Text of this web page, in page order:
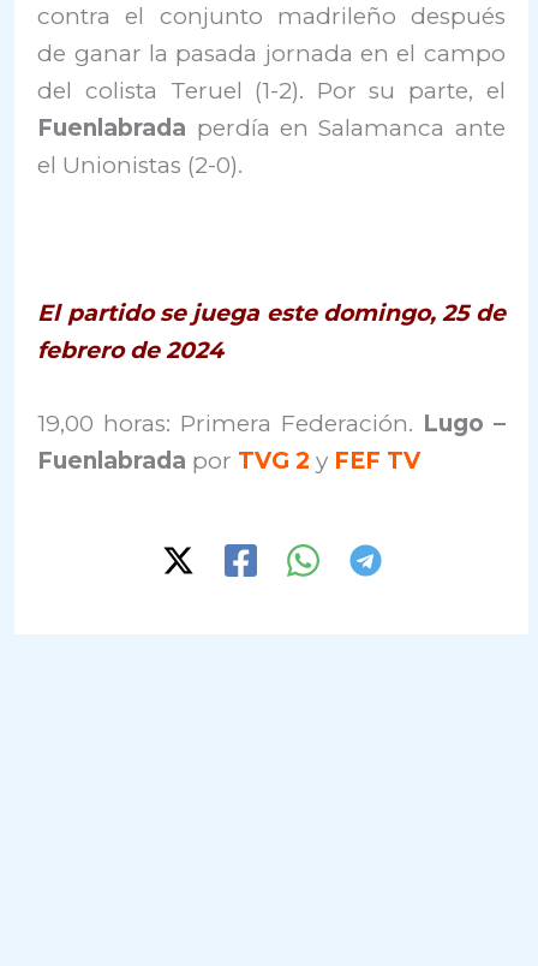
contra el conjunto madrileño después
de ganar la pasada jornada en el campo
del colista Teruel (1-2). Por su parte, el
Fuenlabrada perdía en Salamanca ante
el Unionistas (2-0).
El partido se juega este domingo, 25 de
febrero de 2024
19,00 horas: Primera Federación. Lugo –
Fuenlabrada por TVG 2 y FEF TV